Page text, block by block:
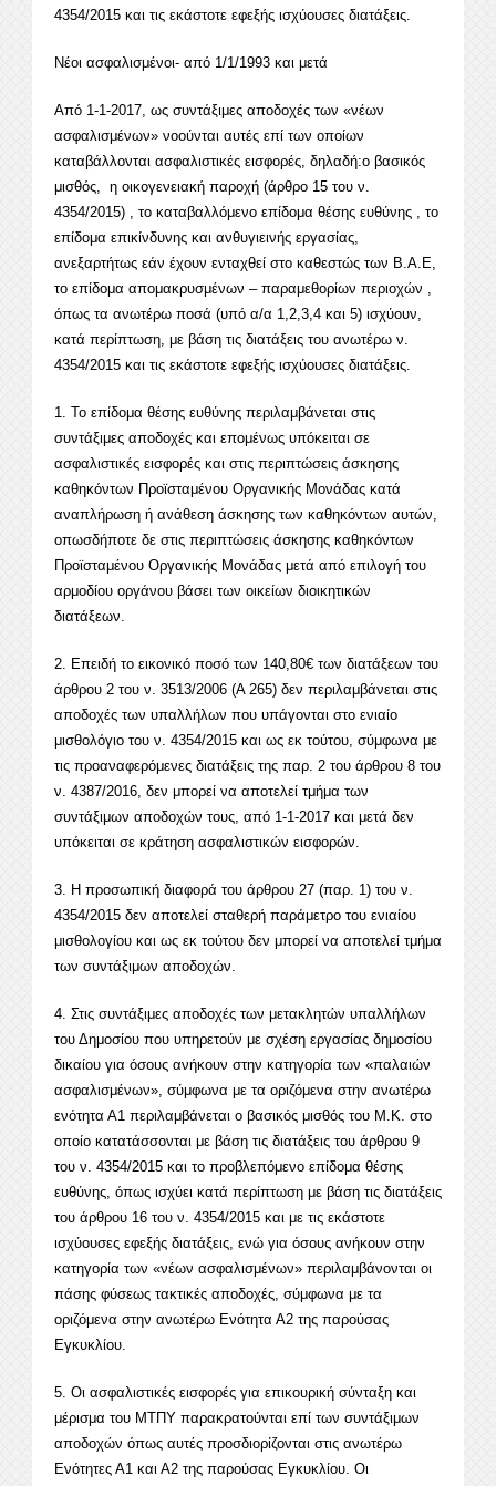
4354/2015 και τις εκάστοτε εφεξής ισχύουσες διατάξεις.
Νέοι ασφαλισμένοι- από 1/1/1993 και μετά
Από 1-1-2017, ως συντάξιμες αποδοχές των «νέων
ασφαλισμένων» νοούνται αυτές επί των οποίων
καταβάλλονται ασφαλιστικές εισφορές, δηλαδή:ο βασικός
μισθός, η οικογενειακή παροχή (άρθρο 15 του ν.
4354/2015) , το καταβαλλόμενο επίδομα θέσης ευθύνης , το
επίδομα επικίνδυνης και ανθυγιεινής εργασίας,
ανεξαρτήτως εάν έχουν ενταχθεί στο καθεστώς των Β.Α.Ε,
το επίδομα απομακρυσμένων – παραμεθορίων περιοχών ,
όπως τα ανωτέρω ποσά (υπό α/α 1,2,3,4 και 5) ισχύουν,
κατά περίπτωση, με βάση τις διατάξεις του ανωτέρω ν.
4354/2015 και τις εκάστοτε εφεξής ισχύουσες διατάξεις.
1. Το επίδομα θέσης ευθύνης περιλαμβάνεται στις
συντάξιμες αποδοχές και επομένως υπόκειται σε
ασφαλιστικές εισφορές και στις περιπτώσεις άσκησης
καθηκόντων Προϊσταμένου Οργανικής Μονάδας κατά
αναπλήρωση ή ανάθεση άσκησης των καθηκόντων αυτών,
οπωσδήποτε δε στις περιπτώσεις άσκησης καθηκόντων
Προϊσταμένου Οργανικής Μονάδας μετά από επιλογή του
αρμοδίου οργάνου βάσει των οικείων διοικητικών
διατάξεων.
2. Επειδή το εικονικό ποσό των 140,80€ των διατάξεων του
άρθρου 2 του ν. 3513/2006 (Α 265) δεν περιλαμβάνεται στις
αποδοχές των υπαλλήλων που υπάγονται στο ενιαίο
μισθολόγιο του ν. 4354/2015 και ως εκ τούτου, σύμφωνα με
τις προαναφερόμενες διατάξεις της παρ. 2 του άρθρου 8 του
ν. 4387/2016, δεν μπορεί να αποτελεί τμήμα των
συντάξιμων αποδοχών τους, από 1-1-2017 και μετά δεν
υπόκειται σε κράτηση ασφαλιστικών εισφορών.
3. Η προσωπική διαφορά του άρθρου 27 (παρ. 1) του ν.
4354/2015 δεν αποτελεί σταθερή παράμετρο του ενιαίου
μισθολογίου και ως εκ τούτου δεν μπορεί να αποτελεί τμήμα
των συντάξιμων αποδοχών.
4. Στις συντάξιμες αποδοχές των μετακλητών υπαλλήλων
του Δημοσίου που υπηρετούν με σχέση εργασίας δημοσίου
δικαίου για όσους ανήκουν στην κατηγορία των «παλαιών
ασφαλισμένων», σύμφωνα με τα οριζόμενα στην ανωτέρω
ενότητα Α1 περιλαμβάνεται ο βασικός μισθός του Μ.Κ. στο
οποίο κατατάσσονται με βάση τις διατάξεις του άρθρου 9
του ν. 4354/2015 και το προβλεπόμενο επίδομα θέσης
ευθύνης, όπως ισχύει κατά περίπτωση με βάση τις διατάξεις
του άρθρου 16 του ν. 4354/2015 και με τις εκάστοτε
ισχύουσες εφεξής διατάξεις, ενώ για όσους ανήκουν στην
κατηγορία των «νέων ασφαλισμένων» περιλαμβάνονται οι
πάσης φύσεως τακτικές αποδοχές, σύμφωνα με τα
οριζόμενα στην ανωτέρω Ενότητα Α2 της παρούσας
Εγκυκλίου.
5. Οι ασφαλιστικές εισφορές για επικουρική σύνταξη και
μέρισμα του ΜΤΠΥ παρακρατούνται επί των συντάξιμων
αποδοχών όπως αυτές προσδιορίζονται στις ανωτέρω
Ενότητες Α1 και Α2 της παρούσας Εγκυκλίου. Οι